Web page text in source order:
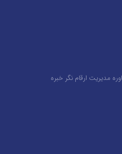
مدیریت ارقام نگر خبره